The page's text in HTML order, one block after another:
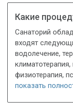
Какие
Санаторий
входят
водолечение,
климатотерапия,
физиотерапия,
показать